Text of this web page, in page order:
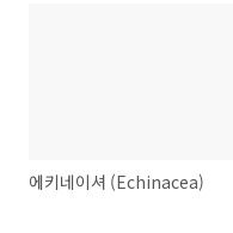
에키네이셔 (Echinacea)